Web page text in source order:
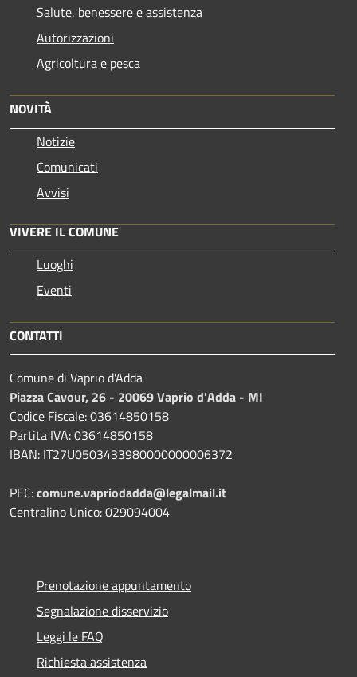
Salute, benessere e assistenza
Autorizzazioni
Agricoltura e pesca
NOVITÀ
Notizie
Comunicati
Avvisi
VIVERE IL COMUNE
Luoghi
Eventi
CONTATTI
Comune di Vaprio d'Adda
Piazza Cavour, 26 - 20069 Vaprio d'Adda - MI
Codice Fiscale: 03614850158
Partita IVA: 03614850158
IBAN: IT27U0503433980000000006372
PEC:comune.vapriodadda@legalmail.it
Centralino Unico: 029094004
Prenotazione appuntamento
Segnalazione disservizio
Leggi le FAQ
Richiesta assistenza